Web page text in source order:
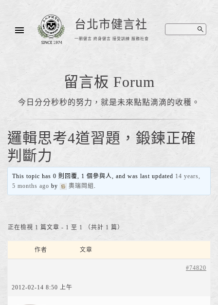
台北市健言社
一朝健言 終身健言 接受訓練 服務社會
留言板 Forum
今日分分秒秒的努力，就是未來點點滴滴的收穫。
邏輯思考4道習題，鍛鍊正確
判斷力
This topic has 0 則回覆, 1 個參與人, and was last updated 14 years,
5 months ago by 奧瑞岡組 .
正在檢視 1 篇文章 - 1 至 1 （共計 1 篇）
作者 文章
2012-02-14 8:50 上午
#74820